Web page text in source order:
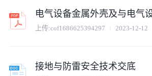
上传:cof1686625394297 2023-12-12
接地与防雷安全技术交底